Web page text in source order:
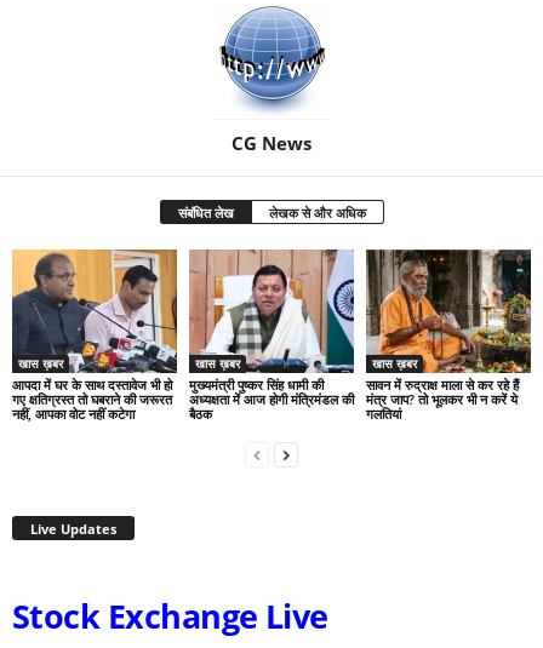
CG News
संबंधित लेख लेखक से और अधिक
खास ख़बर
आपदा में घर के साथ दस्तावेज भी हो
गए क्षतिग्रस्त तो घबराने की जरूरत
नहीं, आपका वोट नहीं कटेगा
खास ख़बर
मुख्यमंत्री पुष्कर सिंह धामी की
अध्यक्षता में आज होगी मंत्रिमंडल की
बैठक
खास ख़बर
सावन में रुद्राक्ष माला से कर रहे हैं
मंत्र जाप? तो भूलकर भी न करें ये
गलतियां
Live Updates
Stock Exchange Live